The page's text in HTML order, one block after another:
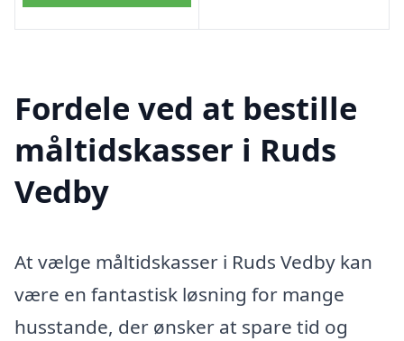
Fordele ved at bestille
måltidskasser i Ruds
Vedby
At vælge måltidskasser i Ruds Vedby kan
være en fantastisk løsning for mange
husstande, der ønsker at spare tid og